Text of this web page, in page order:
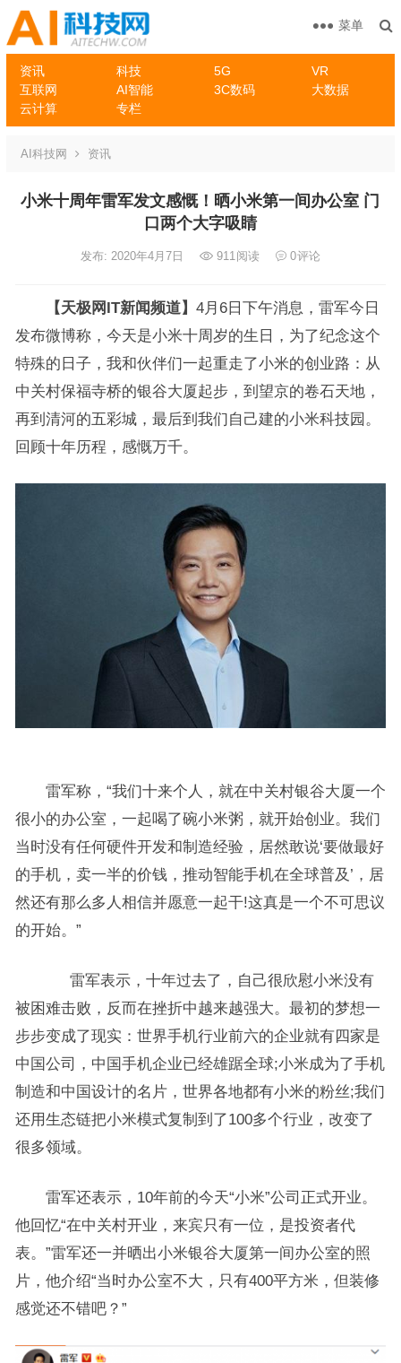
资讯 科技 5G
VR
互联网
AI智能 3C数码
大数据
云计算
专栏
菜单
AI科技网 资讯
小米十周年雷军发文感慨！晒小米第一间办公室 门
口两个大字吸睛
发布: 2020年4月7日 911阅读 0评论
【天极网IT新闻频道】 4月6日下午消息，雷军今日
发布微博称，今天是小米十周岁的生日，为了纪念这个
特殊的日子，我和伙伴们一起重走了小米的创业路：从
中关村保福寺桥的银谷大厦起步，到望京的卷石天地，
再到清河的五彩城，最后到我们自己建的小米科技园。
回顾十年历程，感慨万千。
雷军称，“我们十来个人，就在中关村银谷大厦一个
很小的办公室，一起喝了碗小米粥，就开始创业。我们
当时没有任何硬件开发和制造经验，居然敢说‘要做最好
的手机，卖一半的价钱，推动智能手机在全球普及’，居
然还有那么多人相信并愿意一起干!这真是一个不可思议
的开始。”
雷军表示，十年过去了，自己很欣慰小米没有
被困难击败，反而在挫折中越来越强大。最初的梦想一
步步变成了现实：世界手机行业前六的企业就有四家是
中国公司，中国手机企业已经雄踞全球;小米成为了手机
制造和中国设计的名片，世界各地都有小米的粉丝;我们
还用生态链把小米模式复制到了100多个行业，改变了
很多领域。
雷军还表示，10年前的今天“小米”公司正式开业。
他回忆“在中关村开业，来宾只有一位，是投资者代
表。”雷军还一并晒出小米银谷大厦第一间办公室的照
片，他介绍“当时办公室不大，只有400平方米，但装修
感觉还不错吧？”